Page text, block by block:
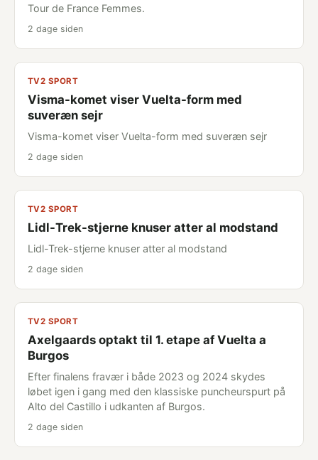
Tour de France Femmes.
2 dage siden
TV2 SPORT
Visma-komet viser Vuelta-form med
suveræn sejr
Visma-komet viser Vuelta-form med suveræn sejr
2 dage siden
TV2 SPORT
Lidl-Trek-stjerne knuser atter al modstand
Lidl-Trek-stjerne knuser atter al modstand
2 dage siden
TV2 SPORT
Axelgaards optakt til 1. etape af Vuelta a
Burgos
Efter finalens fravær i både 2023 og 2024 skydes
løbet igen i gang med den klassiske puncheurspurt på
Alto del Castillo i udkanten af Burgos.
2 dage siden